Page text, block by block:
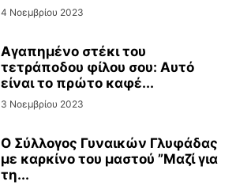
4 Νοεμβρίου 2023
Αγαπημένο στέκι του
τετράποδου φίλου σου: Αυτό
είναι το πρώτο καφέ...
3 Νοεμβρίου 2023
Ο Σύλλογος Γυναικών Γλυφάδας
με καρκίνο του μαστού ”Μαζί για
τη...